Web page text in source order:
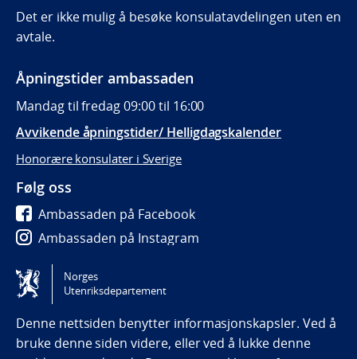
Det er ikke mulig å besøke konsulatavdelingen uten en
avtale.
Åpningstider ambassaden
Mandag til fredag 09:00 til 16:00
Avvikende åpningstider/ Helligdagskalender
Honorære konsulater i Sverige
Følg oss
Ambassaden på Facebook
Ambassaden på Instagram
Ambassaden på LinkedIn
Tilgjengelighetserklæring / Accessibility statement
(NO)
Norges
Utenriksdepartement
Denne nettsiden benytter informasjonskapsler. Ved å
bruke denne siden videre, eller ved å lukke denne